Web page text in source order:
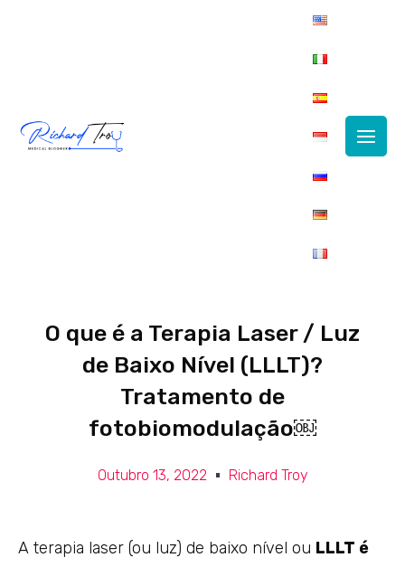
O que é a Terapia Laser / Luz
de Baixo Nível (LLLT)?
Tratamento de
fotobiomodulação￼
Outubro 13, 2022 Richard Troy
A terapia laser (ou luz) de baixo nível ou LLLT é